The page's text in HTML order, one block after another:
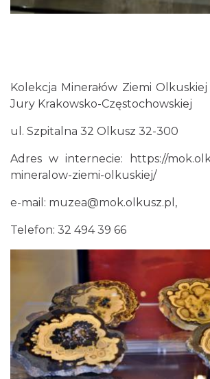
Kolekcja Minerałów Ziemi Olkuskiej
Jury Krakowsko-Częstochowskiej
ul. Szpitalna 32 Olkusz 32-300
Adres w internecie:
https://
mineralow-ziemi-olkuskiej/
e-mail: muzea@mok.olkusz.pl,
Telefon: 32 494 39 66